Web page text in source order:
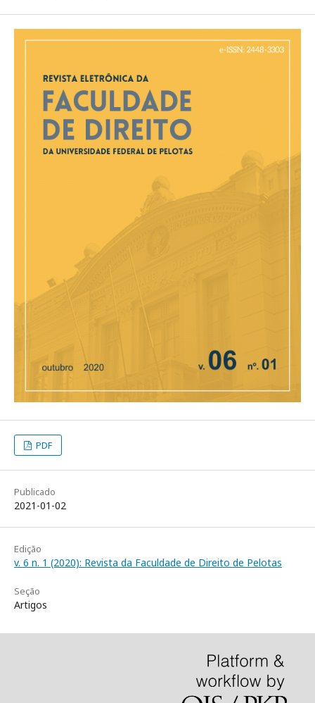
PDF
Publicado
2021-01-02
Edição
v. 6 n. 1 (2020): Revista da Faculdade de Direito de Pelotas
Seção
Artigos